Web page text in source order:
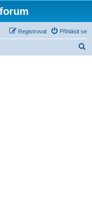
Přihlásit se
Registrovat